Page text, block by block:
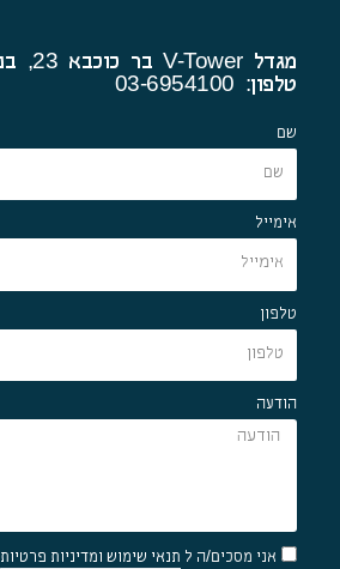
מגדל V-Tower בר כוכבא 23, בני ברק
טלפון: 03-6954100
שם
אימייל
טלפון
הודעה
אני מסכים/ה ל תנאי שימוש ומדיניות פרטיות